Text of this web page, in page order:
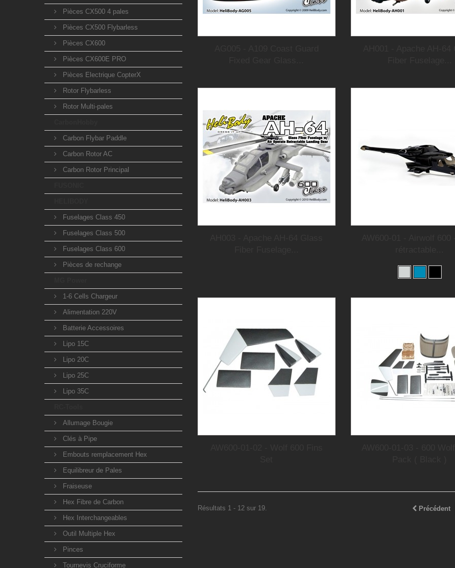
Pièces CX500 4 pales
Pièces CX500 Flybarless
Pièces CX600
Pièces CX600E PRO
Pièces Electrique CopterX
Rotor Flybarless
Rotor Multi-pales
Carbon Flybar Paddle
Carbon Rotor AC
Carbon Rotor Principal
Fuselages Class 450
Fuselages Class 500
Fuselages Class 600
Pièces de rechange
1-6 Cells Chargeur
Alimentation 220V
Batterie Accessoires
Lipo 15C
Lipo 20C
Lipo 25C
Lipo 35C
Allumage Bougie
Clés à Pipe
Embouts remplacement Hex
Equilibreur de Pales
Fraiseuse
Hex Fibre de Carbon
Hex Interchangeables
Outil Multiple Hex
Pinces
Tournevis Cruciforme
Précédent
Résultats 1 - 12 sur 19.